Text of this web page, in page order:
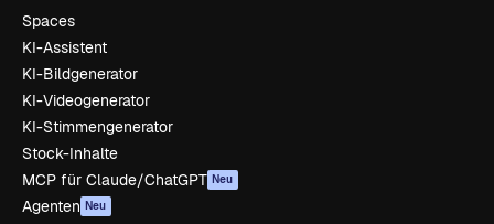
Spaces
KI-Assistent
KI-Bildgenerator
KI-Videogenerator
KI-Stimmengenerator
Stock-Inhalte
MCP für Claude/ChatGPT Neu
Agenten Neu